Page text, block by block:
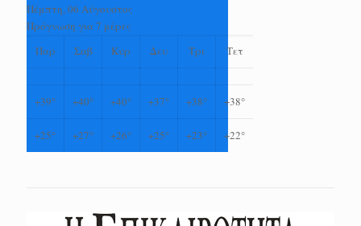
Πέμπτη, 06 Αύγουστος
Πρόγνωση για 7 μέρες
Παρ
Σαβ Κυρ Δευ Τρι Τετ
+39° +40° +40° +37° +38° +38°
+25° +27° +26° +25° +23° +22°